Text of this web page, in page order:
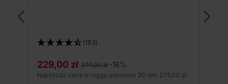
(183)
229,00 zł Cena regularna:
279,00 zł -18%
Najniższa cena w ciągu ostatnich 30 dni: 279,00 zł